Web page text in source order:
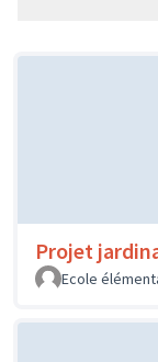
Projet
Ecole